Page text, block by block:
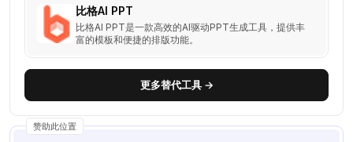
比格AI PPT
比格AI PPT是一款高效的AI驱动PPT生成工具，提供丰
富的模板和便捷的排版功能。
更多替代工具 →
赞助此位置